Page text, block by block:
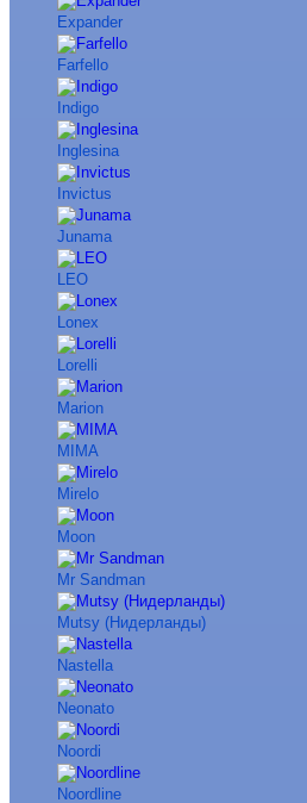
Expander
Farfello
Indigo
Inglesina
Invictus
Junama
LEO
Lonex
Lorelli
Marion
MIMA
Mirelo
Moon
Mr Sandman
Mutsy (Нидерланды)
Nastella
Neonato
Noordi
Noordline